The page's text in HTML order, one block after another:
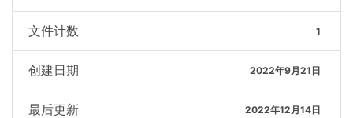
文件计数 1
创建日期 2022年9月21日
最后更新 2022年12月14日